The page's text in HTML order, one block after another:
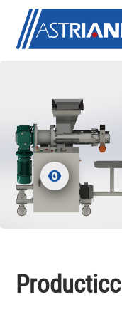
Producticc